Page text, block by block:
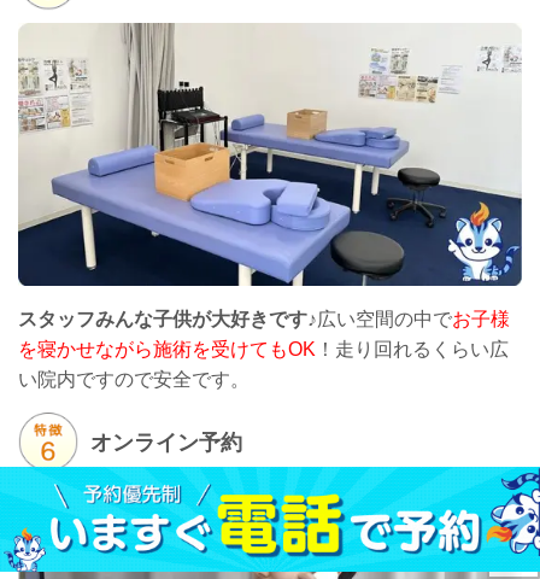
スタッフみんな子供が大好きです♪広い空間の中でお子様
を寝かせながら施術を受けてもOK ！走り回れるくらい広
い院内ですので安全です。
オンライン予約